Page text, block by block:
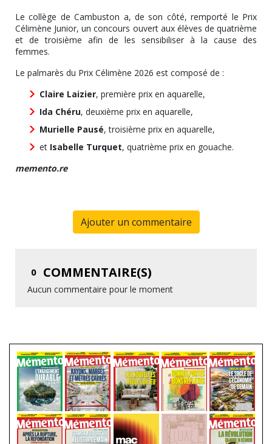
Le collège de Cambuston a, de son côté, remporté le Prix
Célimène Junior, un concours ouvert aux élèves de quatrième
et de troisième afin de les sensibiliser à la cause des
femmes.
Le palmarès du Prix Célimène 2026 est composé de :
Claire Laizier, première prix en aquarelle,
Ida Chéru, deuxième prix en aquarelle,
Murielle Pausé, troisième prix en aquarelle,
et Isabelle Turquet, quatrième prix en gouache.
memento.re
Ajouter un commentaire
0 COMMENTAIRE(S)
Aucun commentaire pour le moment